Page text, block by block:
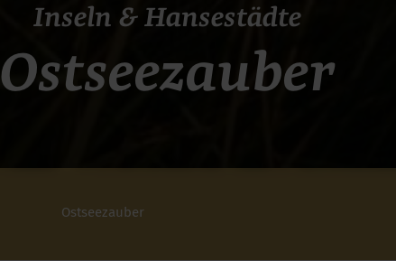
Inseln & Hansestädte
Ostseezauber
Ostseezauber